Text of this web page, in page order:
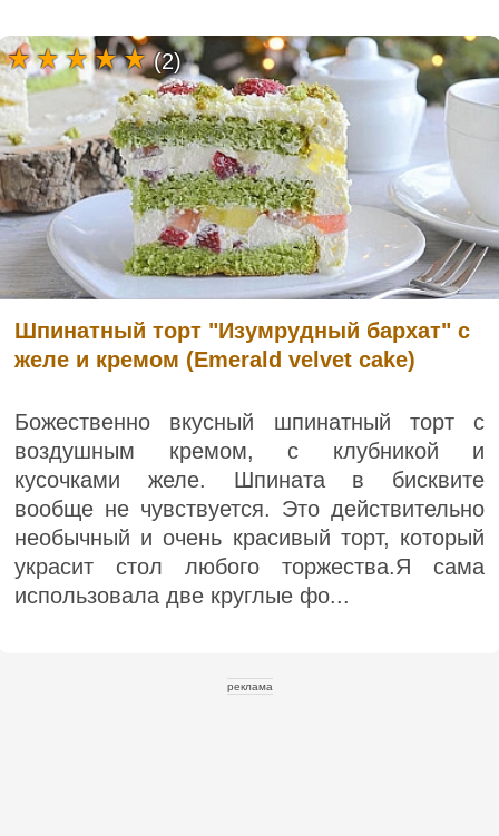
Шпинатный торт "Изумрудный бархат" с
желе и кремом (Emerald velvet cake)
Божественно вкусный шпинатный торт с
воздушным кремом, с клубникой и
кусочками желе. Шпината в бисквите
вообще не чувствуется. Это действительно
необычный и очень красивый торт, который
украсит стол любого торжества.Я сама
использовала две круглые фо...
(2)
реклама